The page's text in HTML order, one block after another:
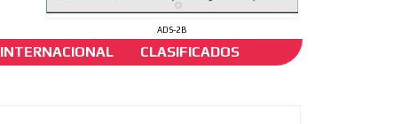
ADS-2B
INTERNACIONAL CLASIFICADOS